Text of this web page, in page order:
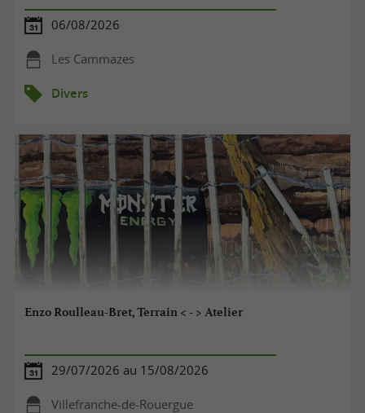
06/08/2026
Les Cammazes
Divers
Enzo Roulleau-Bret, Terrain < - > Atelier
29/07/2026 au 15/08/2026
Villefranche-de-Rouergue